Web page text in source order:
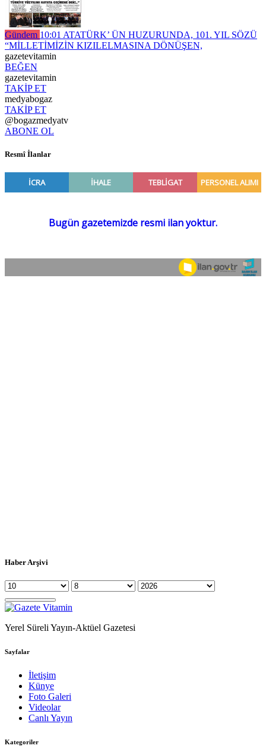
Gündem 10:01 ATATÜRK’ ÜN HUZURUNDA, 101. YIL SÖZÜ
“MİLLETİMİZİN KIZILELMASINA DÖNÜŞEN,
gazetevitamin
BEĞEN
gazetevitamin
TAKİP ET
medyabogaz
TAKİP ET
@bogazmedyatv
ABONE OL
Resmî İlanlar
Haber Arşivi
Yerel Süreli Yayın-Aktüel Gazetesi
Sayfalar
İletişim
Künye
Foto Galeri
Videolar
Canlı Yayın
Kategoriler